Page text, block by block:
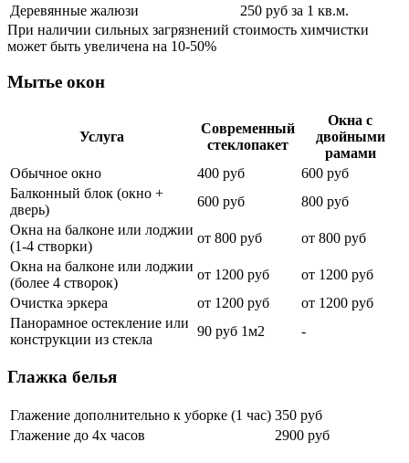
Деревянные жалюзи
250 руб за 1 кв.м.
При наличии сильных загрязнений стоимость химчистки
может быть увеличена на 10-50%
Мытье окон
Услуга
Современный
стеклопакет
Окна с
двойными
рамами
Обычное окно
400 руб
600 руб
Балконный блок (окно +
дверь)
600 руб
800 руб
Окна на балконе или лоджии
(1-4 створки)
от 800 руб
от 800 руб
Окна на балконе или лоджии
(более 4 створок)
от 1200 руб
от 1200 руб
Очистка эркера
от 1200 руб
от 1200 руб
Панорамное остекление или
конструкции из стекла
90 руб 1м2 -
Глажка белья
Глажение дополнительно к уборке (1 час) 350 руб
Глажение до 4х часов
2900 руб